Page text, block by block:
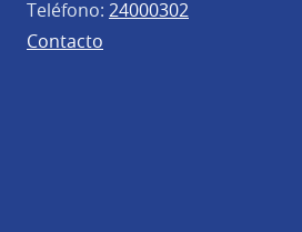
Teléfono: 24000302
Contacto